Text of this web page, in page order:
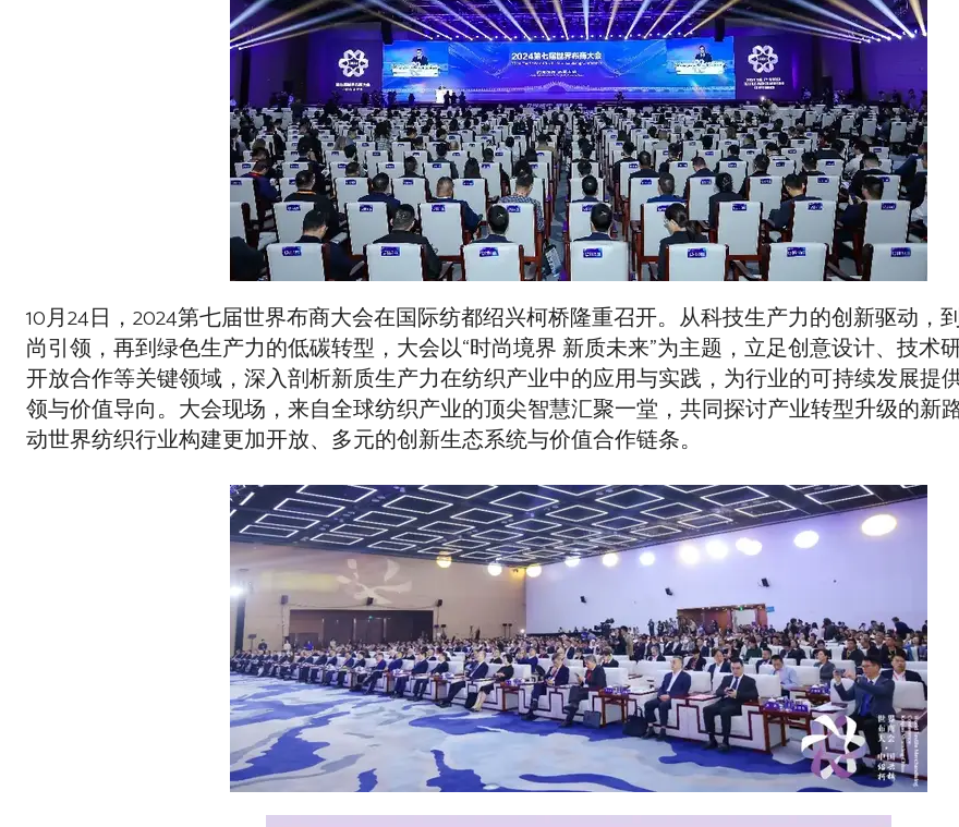
10月24日，2024第七届世界布商大会在国际纺都绍兴柯桥隆重召开。从科技生产力的创新驱动，
尚引领，再到绿色生产力的低碳转型，大会以“时尚境界 新质未来”为主题，立足创意设计、技术
开放合作等关键领域，深入剖析新质生产力在纺织产业中的应用与实践，为行业的可持续发展提
领与价值导向。大会现场，来自全球纺织产业的顶尖智慧汇聚一堂，共同探讨产业转型升级的新
动世界纺织行业构建更加开放、多元的创新生态系统与价值合作链条。